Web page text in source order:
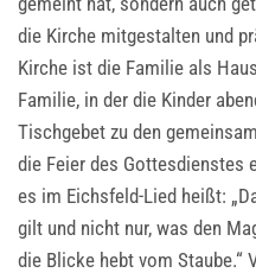
die Kirche mitgestalten und
Kirche ist die Familie als
Familie, in der die Kinder
Tischgebet zu den
die Feier des Gottesdienstes
es im Eichsfeld-Lied heißt:
gilt und nicht nur, was den
die Blicke hebt vom Staube.“